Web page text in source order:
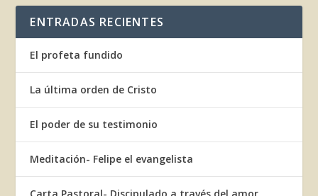
ENTRADAS RECIENTES
El profeta fundido
La última orden de Cristo
El poder de su testimonio
Meditación- Felipe el evangelista